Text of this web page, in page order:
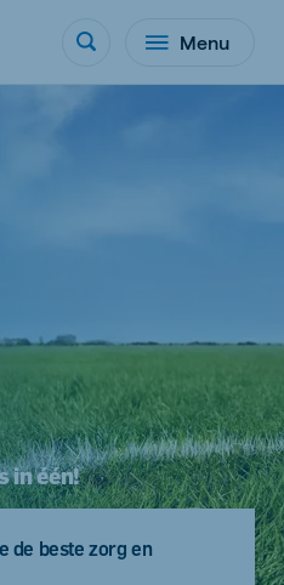
Menu
in één!
de beste zorg en